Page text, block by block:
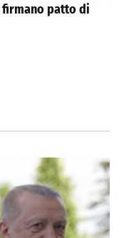
firmano patto di